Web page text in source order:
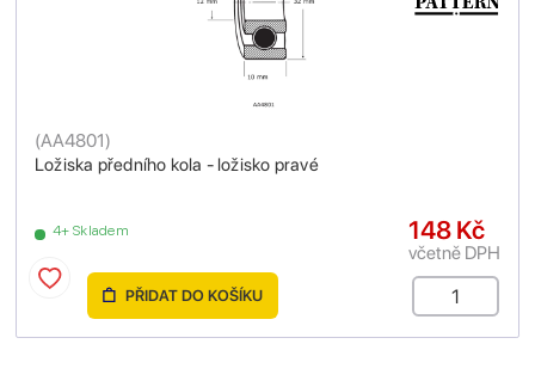
Ložiska předního kola - ložisko pravé
(AA4801)
4+ Skladem 148 Kč
včetně DPH
PŘIDAT DO KOŠÍKU